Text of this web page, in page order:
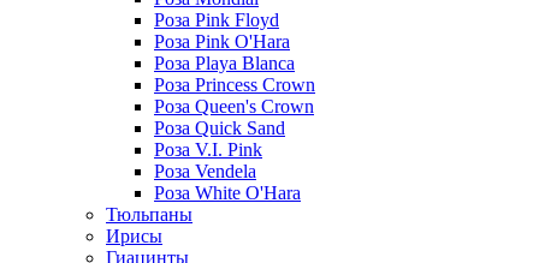
Роза Pink Floyd
Роза Pink O'Hara
Роза Playa Blanca
Роза Princess Crown
Роза Queen's Crown
Роза Quick Sand
Роза V.I. Pink
Роза Vendela
Роза White O'Hara
Тюльпаны
Ирисы
Гиацинты